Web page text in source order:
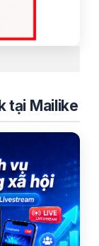
tại Mailike